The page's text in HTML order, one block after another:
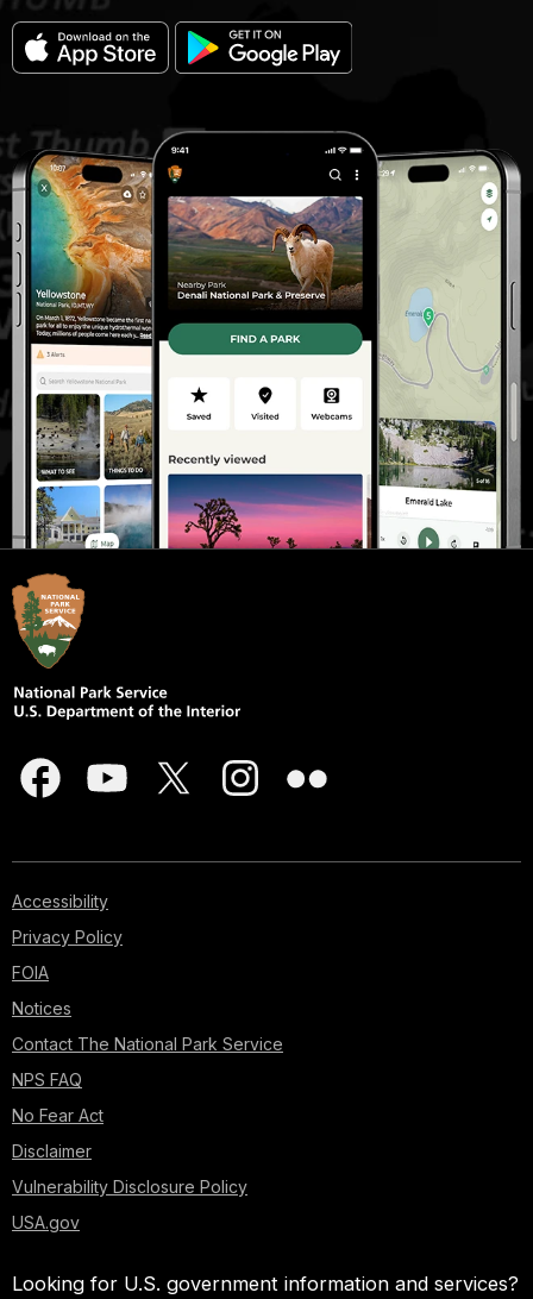
Accessibility
Privacy Policy
FOIA
Notices
Contact The National Park Service
NPS FAQ
No Fear Act
Disclaimer
Vulnerability Disclosure Policy
USA.gov
Looking for U.S. government information and services?